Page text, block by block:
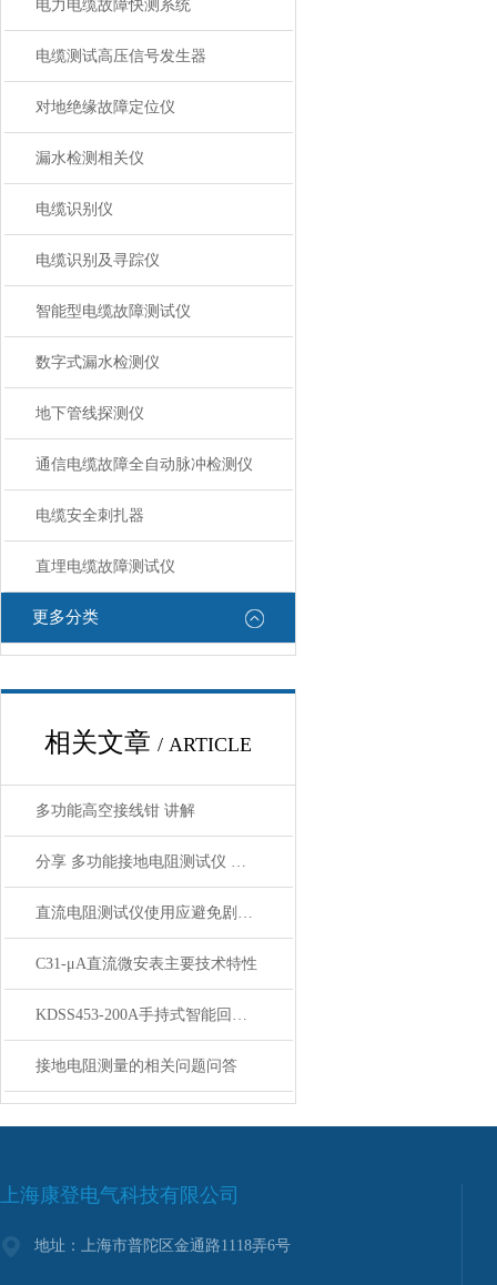
电力电缆故障快测系统
电缆测试高压信号发生器
对地绝缘故障定位仪
漏水检测相关仪
电缆识别仪
电缆识别及寻踪仪
智能型电缆故障测试仪
数字式漏水检测仪
地下管线探测仪
通信电缆故障全自动脉冲检测仪
电缆安全刺扎器
直埋电缆故障测试仪
更多分类
相关文章 / ARTICLE
多功能高空接线钳 讲解
分享 多功能接地电阻测试仪 使用方法
直流电阻测试仪使用应避免剧烈振动
C31-μA直流微安表主要技术特性
KDSS453-200A手持式智能回路电阻测试仪技术参数
接地电阻测量的相关问题问答
上海康登电气科技有限公司
地址：上海市普陀区金通路1118弄6号